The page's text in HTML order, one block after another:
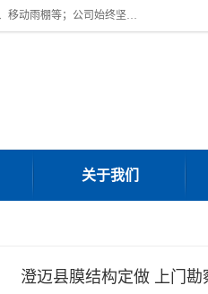
广东鼎新钢结构工程有限公司是一家制作大型电动雨棚厂家;主营：电动推拉雨棚、厂房过道雨棚、电动伸缩雨棚、停车棚、移动雨棚等；公司始终坚持结构创新,品质优越,美观形象,且售后服务好。公司充分吸纳当今休闲用品的前端技术和风格,为您带来质价相宜,时尚典雅的各种户外用品,
关于我们
澄迈县膜结构定做 上门勘